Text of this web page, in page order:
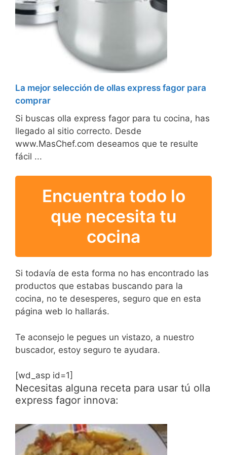
La mejor selección de ollas express fagor para
comprar
Si buscas olla express fagor para tu cocina, has
llegado al sitio correcto. Desde
www.MasChef.com deseamos que te resulte
fácil ...
Encuentra todo lo
que necesita tu
cocina
Si todavía de esta forma no has encontrado las
productos que estabas buscando para la
cocina, no te desesperes, seguro que en esta
página web lo hallarás.
Te aconsejo le pegues un vistazo, a nuestro
buscador, estoy seguro te ayudara.
[wd_asp id=1]
Necesitas alguna receta para usar tú olla
express fagor innova: